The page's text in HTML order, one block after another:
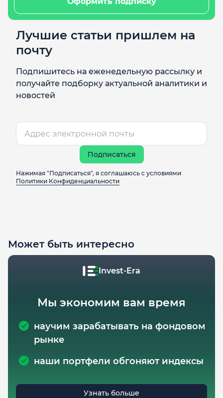
Лучшие статьи пришлем на
почту
Подпишитесь на еженедельную рассылку и
получайте подборку актуальной аналитики и
новостей
Подписаться
Нажимая "Подписаться", я соглашаюсь с условиями
Политики Конфиденциальности
Может быть интересно
Invest-Era
Мы экономим вам время
научим зарабатывать на фондовом
рынке
наши портфели обгоняют индексы
Узнать больше